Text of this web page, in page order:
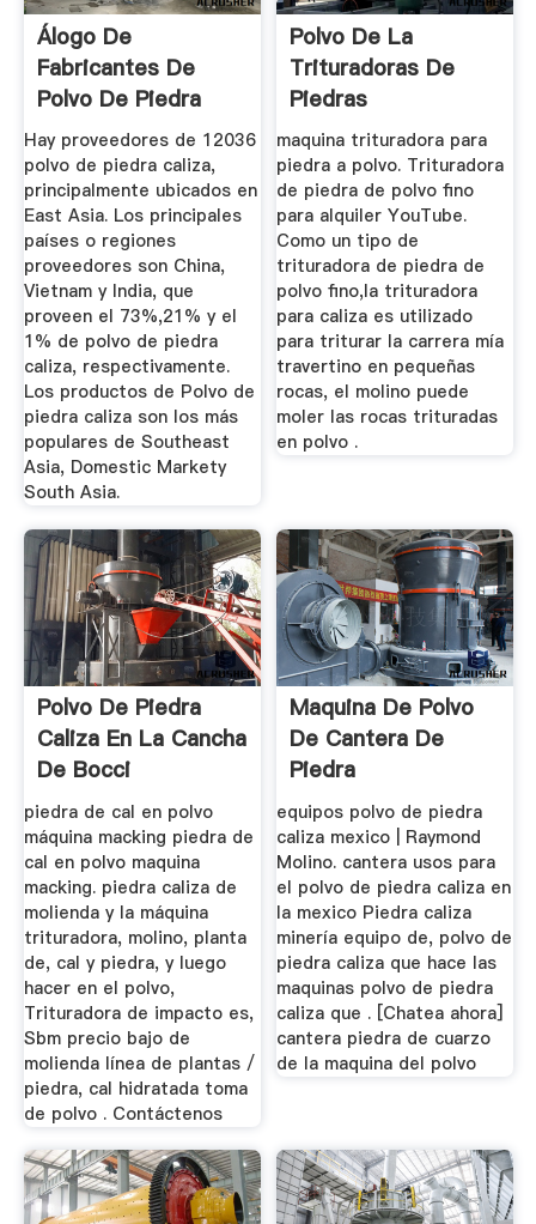
Álogo De
Fabricantes De
Polvo De Piedra
Caliza De Alta ...
Hay proveedores de 12036
polvo de piedra caliza,
principalmente ubicados en
East Asia. Los principales
países o regiones
proveedores son China,
Vietnam y India, que
proveen el 73%,21% y el
1% de polvo de piedra
caliza, respectivamente.
Los productos de Polvo de
piedra caliza son los más
populares de Southeast
Asia, Domestic Markety
South Asia.
Polvo De La
Trituradoras De
Piedras
maquina trituradora para
piedra a polvo. Trituradora
de piedra de polvo fino
para alquiler YouTube.
Como un tipo de
trituradora de piedra de
polvo fino,la trituradora
para caliza es utilizado
para triturar la carrera mía
travertino en pequeñas
rocas, el molino puede
moler las rocas trituradas
en polvo .
Polvo De Piedra
Caliza En La Cancha
De Bocci
piedra de cal en polvo
máquina macking piedra de
cal en polvo maquina
macking. piedra caliza de
molienda y la máquina
trituradora, molino, planta
de, cal y piedra, y luego
hacer en el polvo,
Trituradora de impacto es,
Sbm precio bajo de
molienda línea de plantas /
piedra, cal hidratada toma
de polvo . Contáctenos
Maquina De Polvo
De Cantera De
Piedra
equipos polvo de piedra
caliza mexico | Raymond
Molino. cantera usos para
el polvo de piedra caliza en
la mexico Piedra caliza
minería equipo de, polvo de
piedra caliza que hace las
maquinas polvo de piedra
caliza que . [Chatea ahora]
cantera piedra de cuarzo
de la maquina del polvo